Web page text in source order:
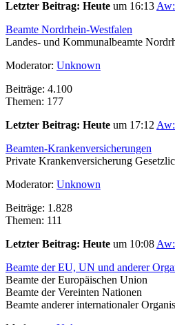
Letzter Beitrag: Heute um 16:13
Beamte Nordrhein-Westfalen
Landes- und Kommunalbeamte
Moderator: Unknown
Beiträge: 4.100
Themen: 177
Letzter Beitrag: Heute um 17:12
Beamten-Krankenversicherungen
Private Krankenversicherung
Moderator: Unknown
Beiträge: 1.828
Themen: 111
Letzter Beitrag: Heute um 10:08
Beamte der EU, UN und anderer
Beamte der Europäischen Union
Beamte der Vereinten Nationen
Beamte anderer internationaler